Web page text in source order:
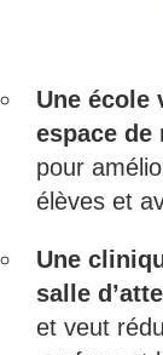
Une école
espace de
pour
élèves et
Une
salle
et veut